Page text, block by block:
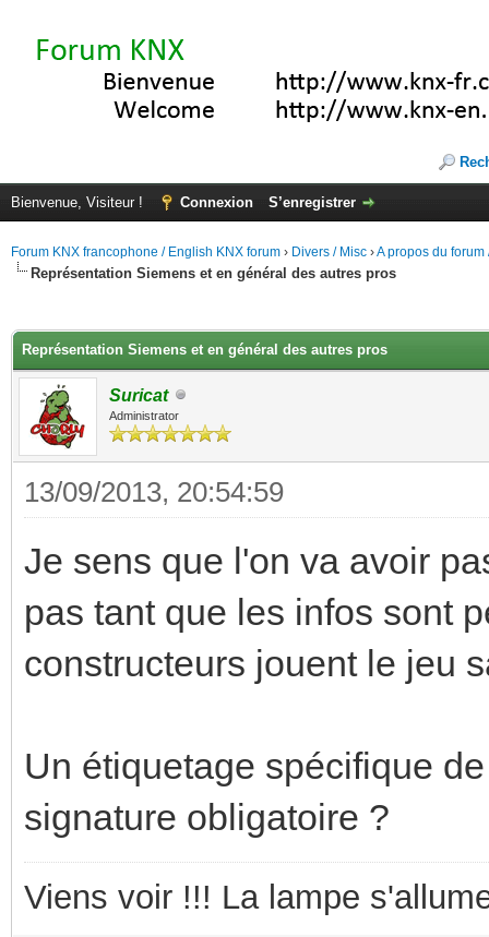
Bienvenue, Visiteur ! Connexion S’enregistrer
Forum KNX francophone / English KNX forum › Divers / Misc ›A propos du forum
Représentation Siemens et en général des autres pros
Représentation Siemens et en général des autres pros
Suricat
Administrator
13/09/2013, 20:54:59
Je sens que l'on va avoir
pas tant que les infos sont
constructeurs jouent le jeu
Un étiquetage spécifique
signature obligatoire ?
Viens voir !!! La lampe